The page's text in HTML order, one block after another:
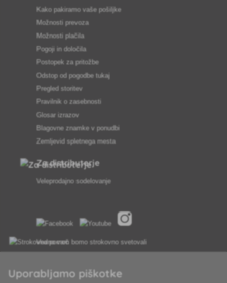
Kako pakiramo vaše pošiljke
Možnosti prevoza
Možnosti plačila
Pogoji in določila
Postopek za pritožbe
Odstop od pogodbe tukaj
Pregled storitev
Pravilnik o zasebnosti
Glosar izrazov
Blagovne znamke v ponudbi
Zemljevid spletnega mesta
Za distributerje
Veleprodajno sodelovanje
Vedno vam bomo strokovno svetovali
Uporabljamo piškotke